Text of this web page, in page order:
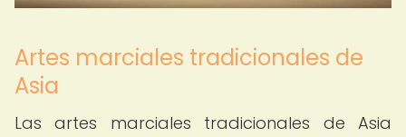
Artes marciales tradicionales de
Asia
Las artes marciales tradicionales de Asia